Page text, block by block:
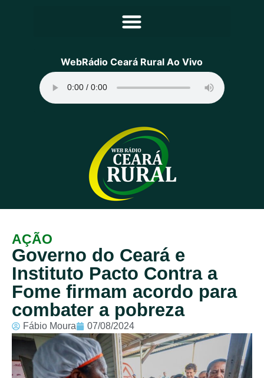
Principal
Programação
Equipe
Contato
Sobre
WebRádio Ceará Rural Ao Vivo
AÇÃO
Governo do Ceará e
Instituto Pacto Contra a
Fome firmam acordo para
combater a pobreza
Fábio Moura 07/08/2024